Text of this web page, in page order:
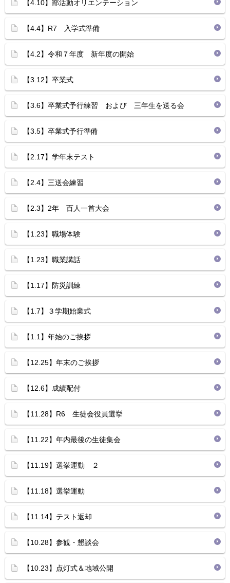
【4.10】部活動オリエンテーション
【4.4】R7 入学式準備
【4.2】令和７年度 新年度の開始
【3.12】卒業式
【3.6】卒業式予行練習 および 三年生を送る会
【3.5】卒業式予行準備
【2.17】学年末テスト
【2.4】三送会練習
【2.3】2年 百人一首大会
【1.23】職場体験
【1.23】職業講話
【1.17】防災訓練
【1.7】３学期始業式
【1.1】年始のご挨拶
【12.25】年末のご挨拶
【12.6】成績配付
【11.28】R6 生徒会役員選挙
【11.22】年内最後の生徒集会
【11.19】選挙運動 ２
【11.18】選挙運動
【11.14】テスト返却
【10.28】参観・懇談会
【10.23】点灯式＆地域公開